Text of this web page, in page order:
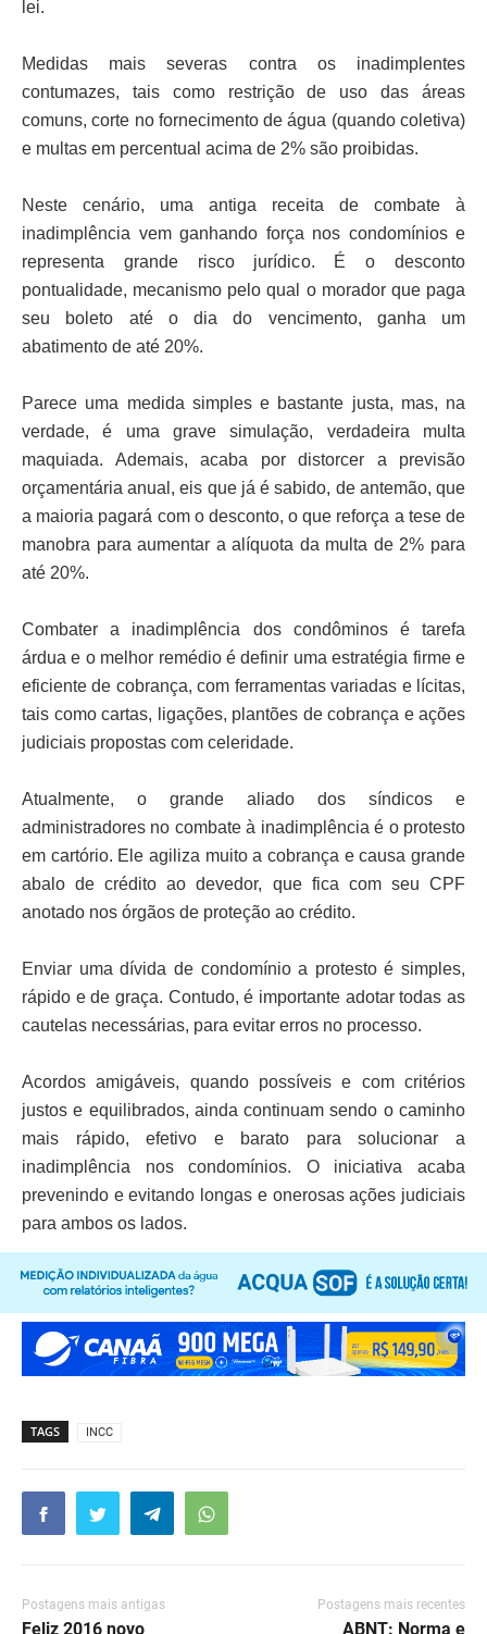
lei.
Medidas mais severas contra os inadimplentes
contumazes, tais como restrição de uso das áreas
comuns, corte no fornecimento de água (quando coletiva)
e multas em percentual acima de 2% são proibidas.
Neste cenário, uma antiga receita de combate à
inadimplência vem ganhando força nos condomínios e
representa grande risco jurídico. É o desconto
pontualidade, mecanismo pelo qual o morador que paga
seu boleto até o dia do vencimento, ganha um
abatimento de até 20%.
Parece uma medida simples e bastante justa, mas, na
verdade, é uma grave simulação, verdadeira multa
maquiada. Ademais, acaba por distorcer a previsão
orçamentária anual, eis que já é sabido, de antemão, que
a maioria pagará com o desconto, o que reforça a tese de
manobra para aumentar a alíquota da multa de 2% para
até 20%.
Combater a inadimplência dos condôminos é tarefa
árdua e o melhor remédio é definir uma estratégia firme e
eficiente de cobrança, com ferramentas variadas e lícitas,
tais como cartas, ligações, plantões de cobrança e ações
judiciais propostas com celeridade.
Atualmente, o grande aliado dos síndicos e
administradores no combate à inadimplência é o protesto
em cartório. Ele agiliza muito a cobrança e causa grande
abalo de crédito ao devedor, que fica com seu CPF
anotado nos órgãos de proteção ao crédito.
Enviar uma dívida de condomínio a protesto é simples,
rápido e de graça. Contudo, é importante adotar todas as
cautelas necessárias, para evitar erros no processo.
Acordos amigáveis, quando possíveis e com critérios
justos e equilibrados, ainda continuam sendo o caminho
mais rápido, efetivo e barato para solucionar a
inadimplência nos condomínios. O iniciativa acaba
prevenindo e evitando longas e onerosas ações judiciais
para ambos os lados.
TAGS INCC
Postagens mais antigas
Feliz 2016 novo
Postagens mais recentes
ABNT: Norma e